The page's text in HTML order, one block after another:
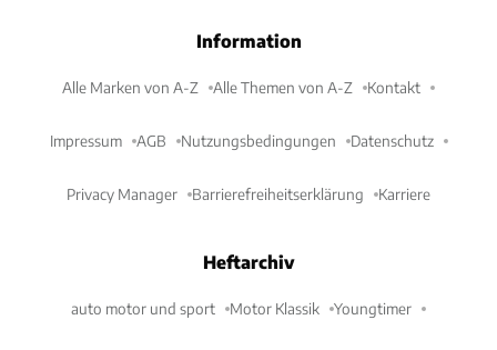
Information
Alle Marken von A-Z Alle Themen von A-Z Kontakt
Impressum AGB Nutzungsbedingungen Datenschutz
Privacy Manager Barrierefreiheitserklärung Karriere
Heftarchiv
auto motor und sport Motor Klassik Youngtimer